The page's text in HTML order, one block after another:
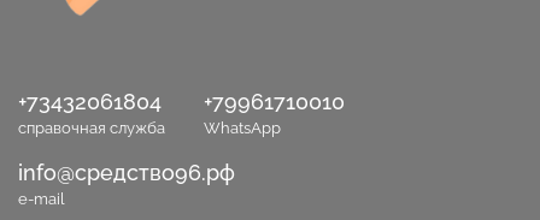
+73432061804
справочная служба
+79961710010
WhatsApp
info@средство96.рф
e-mail